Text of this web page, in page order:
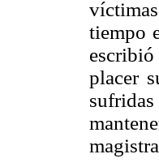
tiempo
escribió
placer